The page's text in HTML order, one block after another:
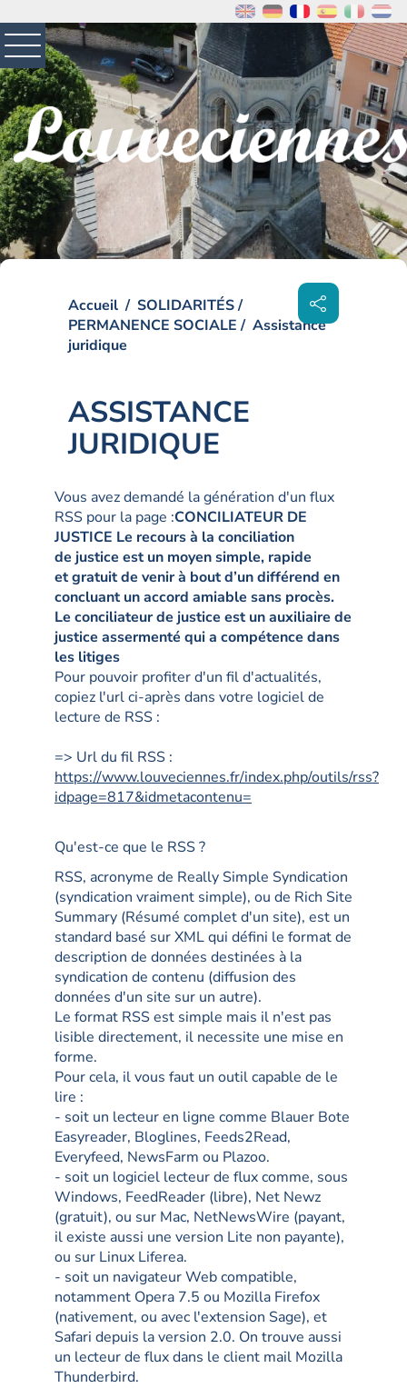
MENU
PRINCIPAL
Visiter la page accueil du site de Louveciennes
Accueil
SOLIDARITÉS
PERMANENCE SOCIALE
Assistance
juridique
Partager
sur les
réseaux
sociaux
ASSISTANCE
JURIDIQUE
Vous avez demandé la génération d'un flux
RSS pour la page :CONCILIATEUR DE
JUSTICE Le recours à la conciliation
de justice est un moyen simple, rapide
et gratuit de venir à bout d’un différend en
concluant un accord amiable sans procès.
Le conciliateur de justice est un auxiliaire de
justice assermenté qui a compétence dans
les litiges
Pour pouvoir profiter d'un fil d'actualités,
copiez l'url ci-après dans votre logiciel de
lecture de RSS :
=> Url du fil RSS :
https://www.louveciennes.fr/index.php/outils/rss?
idpage=817&idmetacontenu=
Qu'est-ce que le RSS ?
RSS, acronyme de Really Simple Syndication
(syndication vraiment simple), ou de Rich Site
Summary (Résumé complet d'un site), est un
standard basé sur XML qui défini le format de
description de données destinées à la
syndication de contenu (diffusion des
données d'un site sur un autre).
Le format RSS est simple mais il n'est pas
lisible directement, il necessite une mise en
forme.
Pour cela, il vous faut un outil capable de le
lire :
- soit un lecteur en ligne comme Blauer Bote
Easyreader, Bloglines, Feeds2Read,
Everyfeed, NewsFarm ou Plazoo.
- soit un logiciel lecteur de flux comme, sous
Windows, FeedReader (libre), Net Newz
(gratuit), ou sur Mac, NetNewsWire (payant,
il existe aussi une version Lite non payante),
ou sur Linux Liferea.
- soit un navigateur Web compatible,
notamment Opera 7.5 ou Mozilla Firefox
(nativement, ou avec l'extension Sage), et
Safari depuis la version 2.0. On trouve aussi
un lecteur de flux dans le client mail Mozilla
Thunderbird.